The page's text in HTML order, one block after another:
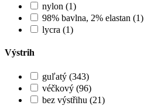
nylon (1)
98% bavlna, 2% elastan (1)
lycra (1)
Výstrih
guľatý (343)
véčkový (96)
bez výstřihu (21)